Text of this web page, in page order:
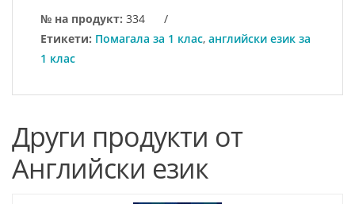
№ на продукт: 334
/
Етикети: Помагала за 1 клас, английски език за
1 клас
Други продукти от
Английски език